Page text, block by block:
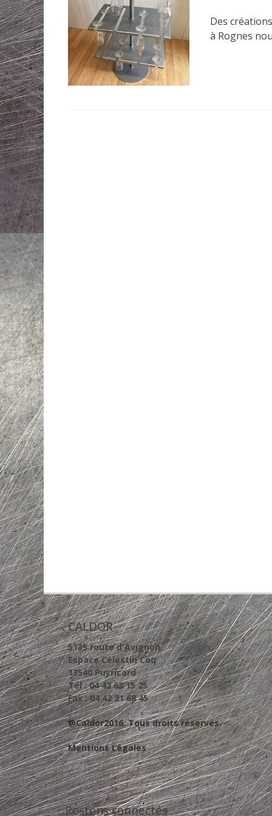
s
t
Des
à Rognes
CALDOR
5135 route d'Avignon
Espace Célestin Coq
13540 Puyricard
Tél : 04 42 63 15 25
Fax : 04 42 21 68 45
@Caldor2016. Tous droits réservés.
Mentions Légales
Restons connectés